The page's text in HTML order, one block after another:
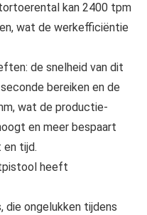
kan 2400 tpm
wat de werkefficiëntie
de snelheid van dit
bereiken en de
wat de productie-
en meer bespaart
en tijd.
heeft
ongelukken tijdens